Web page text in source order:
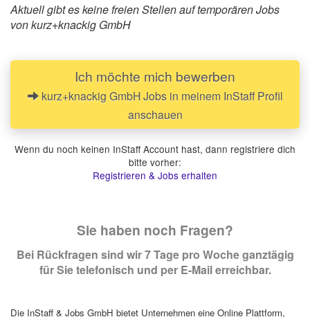
Aktuell gibt es keine freien Stellen auf temporären Jobs
von kurz+knackig GmbH
Ich möchte mich bewerben
kurz+knackig GmbH Jobs in meinem InStaff Profil
anschauen
Wenn du noch keinen InStaff Account hast, dann registriere dich
bitte vorher:
Registrieren & Jobs erhalten
Sie haben noch Fragen?
Bei Rückfragen sind wir 7 Tage pro Woche ganztägig
für Sie telefonisch und per E-Mail erreichbar.
Die InStaff & Jobs GmbH bietet Unternehmen eine Online Plattform,